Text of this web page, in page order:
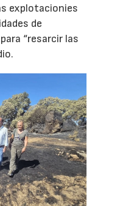
explotacionies
de
“resarcir las